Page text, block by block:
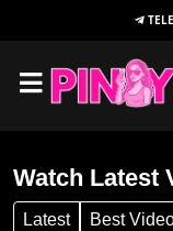
Watch Latest
Latest Best